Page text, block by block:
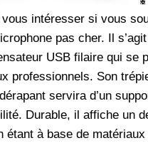
intéresser si vous
pas cher. Il s’agit
USB filaire qui se
professionnels. Son
servira d’un
Durable, il affiche un
étant à base de matériaux